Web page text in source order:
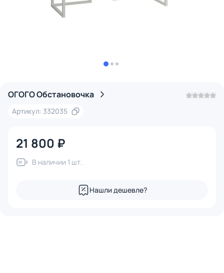
ОГОГО Обстановочка
Артикул: 332035
21 800 ₽
В наличии 1 шт.
Нашли дешевле?